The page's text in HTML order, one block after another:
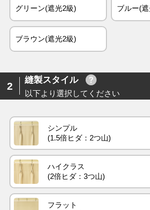
グリーン(遮光2級) ブルー(
ブラウン(遮光2級)
2
縫製スタイル
以下より選択してください
シンプル
ハイクラス
フラット